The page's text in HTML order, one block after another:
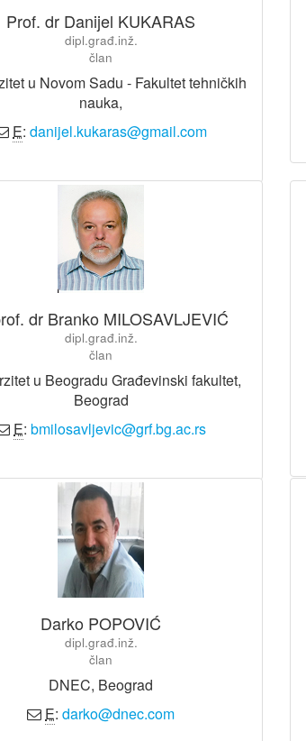
Prof. dr Danijel KUKARAS
dipl.građ.inž.
član
u Novom Sadu - Fakultet tehničkih
nauka,
E: danijel.kukaras@gmail.com
dr Branko MILOSAVLJEVIĆ
dipl.građ.inž.
član
u Beogradu Građevinski fakultet,
Beograd
E: bmilosavljevic@grf.bg.ac.rs
Darko POPOVIĆ
dipl.građ.inž.
član
DNEC, Beograd
E: darko@dnec.com